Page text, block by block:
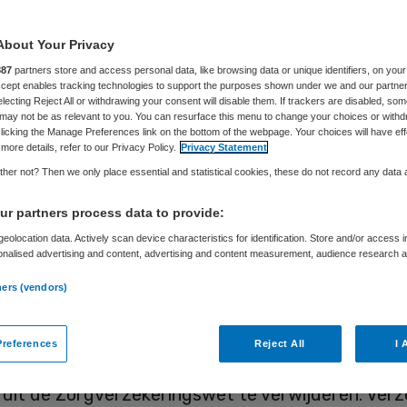
moeten zelf een zorgverlener kunnen blijven
SGP en de ChristenUnie in de Tweede Kamer.
een amendement op de
en de CU mag de door de zorgverzekeraar te
straks “niet dermate gering zijn dat deze
een feitelijke hinderpaal op zou leveren om af
de zorgverzekeraar gecontracteerde of in
minister Edith Schippers (VVD) van VWS
de Zorgverzekeringswet te verwijderen.
Your Privacy
partners store and access personal data, like browsing data or unique identifiers, on your
enables tracking technologies to support the purposes shown under we and our
Reject All or withdrawing your consent will disable them. If trackers are disabled,
not be as relevant to you. You can resurface this menu to change your choices or
the Manage Preferences link on the bottom of the webpage. Your choices will have
details, refer to our Privacy Policy. Privacy Statement
not? Then we only place essential and statistical cookies, these do not record any data
partners process data to provide:
data. Actively scan device characteristics for identification. Store and/or access
advertising and content, advertising and content measurement, audience research
(vendors)
Reject All I